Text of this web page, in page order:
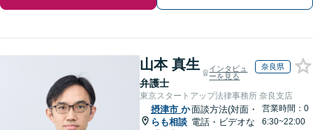
山本 真生
弁護士
インタビュ
ーを見る
奈良県
東京スタートアップ法律事務所 奈良支店
摂津市 か
らも相談
面談方法(対面・
電話・ビデオな
営業時間：0
6:30~22:00